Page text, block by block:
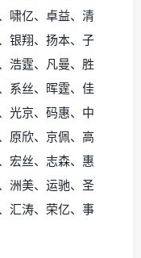
啸亿、卓益、清
银翔、扬本、子
浩霆、凡曼、胜
系丝、晖霆、佳
光京、码惠、中
原欣、京佩、高
宏丝、志森、惠
洲美、运驰、圣
汇涛、荣亿、事